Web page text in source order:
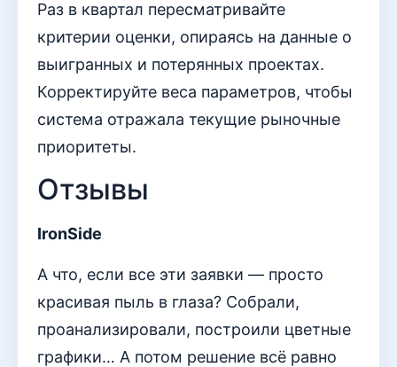
Раз в квартал пересматривайте
критерии оценки, опираясь на данные о
выигранных и потерянных проектах.
Корректируйте веса параметров, чтобы
система отражала текущие рыночные
приоритеты.
Отзывы
IronSide
А что, если все эти заявки — просто
красивая пыль в глаза? Собрали,
проанализировали, построили цветные
графики… А потом решение всё равно